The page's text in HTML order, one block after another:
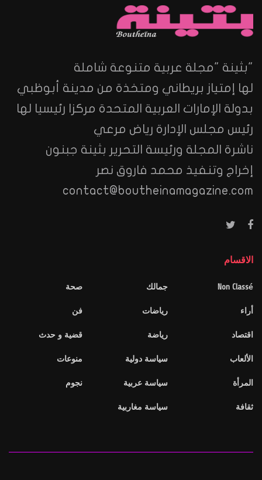
"بثينة "مجلة عربية متنوعة شاملة
لها إمتياز بريطاني ومتخذة من مدينة أبوظبي
بدولة الإمارات العربية المتحدة مركزا رئيسيا لها
رئيس مجلس الإدارة رياض مرعي
ناشرة المجلة ورئيسة التحرير بثينة جبنون
إخراج وتنفيذ محمد فاروق نصر
contact@boutheinamagazine.com
الاقسام
Non Classé
أراء
اقتصاد
الألعاب
المرأة
ثقافة
جمالك
رياضات
رياضة
سياسة دولية
سياسة عربية
سياسة مغاربية
صحة
فن
قضية و حدث
منوعات
نجوم